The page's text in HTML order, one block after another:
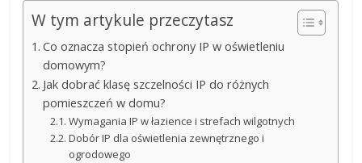
W tym artykule przeczytasz
Co oznacza stopień ochrony IP w oświetleniu
domowym?
Jak dobrać klasę szczelności IP do różnych
pomieszczeń w domu?
Wymagania IP w łazience i strefach wilgotnych
Dobór IP dla oświetlenia zewnętrznego i
ogrodowego